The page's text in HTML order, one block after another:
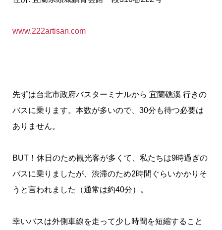
www.222artisan.com
先ずは台北市政府バスターミナルから 宜蘭礁溪 行きの
バスに乗ります。本数が多いので、30分も待つ必要は
ありません。
BUT！休日のため観光客が多くて、私たちは9時過ぎの
バスに乗りましたが、渋滞のため2時間ぐらいかかりそ
うと言われました（通常は約40分）。
幸いバスは外側車線を走って少し時間を短縮すること